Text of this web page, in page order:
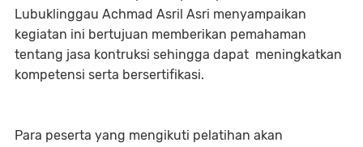
Lubuklinggau Achmad Asril Asri menyampaikan
kegiatan ini bertujuan memberikan pemahaman
tentang jasa kontruksi sehingga dapat meningkatkan
kompetensi serta bersertifikasi.
Para peserta yang mengikuti pelatihan akan